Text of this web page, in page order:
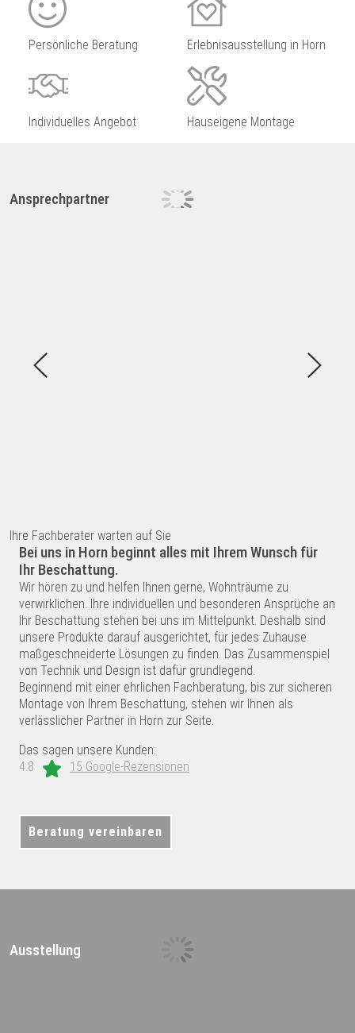
Persönliche Beratung Erlebnisausstellung in Horn
Individuelles Angebot Hauseigene Montage
Bei uns in Horn beginnt alles mit Ihrem Wunsch für
Ihr Beschattung.
Wir hören zu und helfen Ihnen gerne, Wohnträume zu
verwirklichen. Ihre individuellen und besonderen Ansprüche an
Ihr Beschattung stehen bei uns im Mittelpunkt. Deshalb sind
unsere Produkte darauf ausgerichtet, für jedes Zuhause
maßgeschneiderte Lösungen zu finden. Das Zusammenspiel
von Technik und Design ist dafür grundlegend.
Beginnend mit einer ehrlichen Fachberatung, bis zur sicheren
Montage von Ihrem Beschattung, stehen wir Ihnen als
verlässlicher Partner in Horn zur Seite.
Das sagen unsere Kunden:
4.8
15 Google-Rezensionen
Beratung vereinbaren
Ansprechpartner
Ihre Fachberater warten auf Sie
Ausstellung